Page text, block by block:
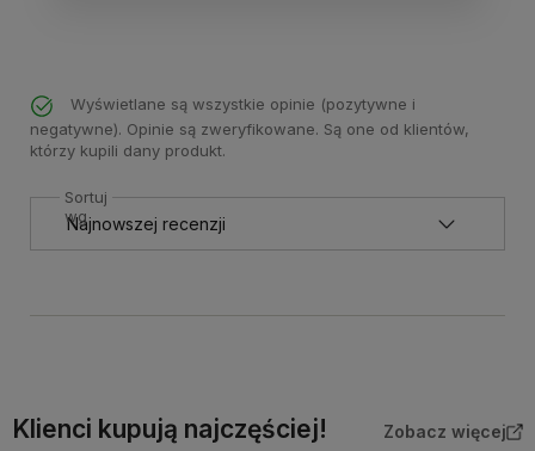
Wyświetlane są wszystkie opinie (pozytywne i
negatywne). Opinie są zweryfikowane. Są one od klientów,
którzy kupili dany produkt.
Sortuj
wg
Klienci kupują najczęściej! Zobacz więcej